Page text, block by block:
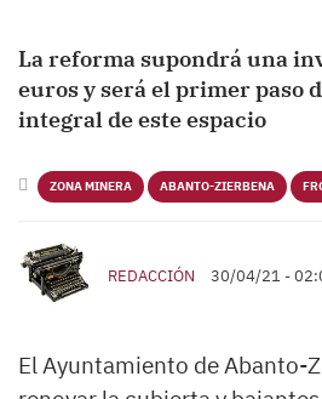
La reforma supondrá una
euros y será el primer paso
integral de este espacio
ZONA MINERA ABANTO-ZIERBENA
REDACCIÓN 30/04/21 -
El Ayuntamiento de Abanto-